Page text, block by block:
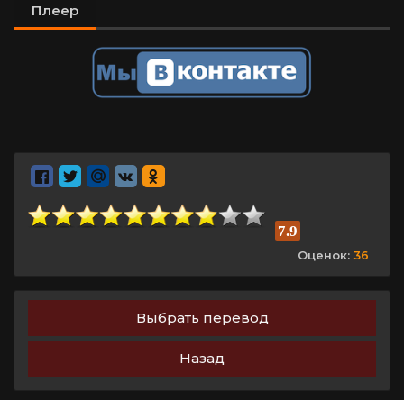
Плеер
7.9
Оценок: 36
Выбрать перевод
Назад